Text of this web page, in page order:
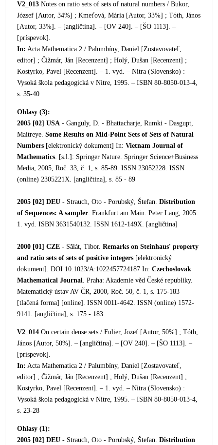
V2_013 Notes on ratio sets of sets of natural numbers / Bukor,
József [Autor, 34%] ; Kmeťová, Mária [Autor, 33%] ; Tóth, János
[Autor, 33%]. – [angličtina]. – [OV 240]. – [ŠO 1113]. –
[príspevok].
In: Acta Mathematica 2 / Palumbíny, Daniel [Zostavovateľ,
editor] ; Čižmár, Ján [Recenzent] ; Holý, Dušan [Recenzent] ;
Kostyrko, Pavel [Recenzent]. – 1. vyd. – Nitra (Slovensko) :
Vysoká škola pedagogická v Nitre, 1995. – ISBN 80-8050-013-4,
s. 35-40
Ohlasy (3):
2005 [02] USA - Ganguly, D. - Bhattacharje, Rumki - Dasgupt,
Maitreye. Some Results on Mid-Point Sets of Sets of Natural
Numbers [elektronický dokument] In: Vietnam Journal of
Mathematics. [s.l.]: Springer Nature. Springer Science+Business
Media, 2005, Roč. 33, č. 1, s. 85-89. ISSN 23052228. ISSN
(online) 2305221X. [angličtina], s. 85 - 89
2005 [02] DEU - Strauch, Oto - Porubský, Štefan. Distribution
of Sequences: A sampler. Frankfurt am Main: Peter Lang, 2005.
1. vyd. ISBN 3631540132. ISSN 1612-149X. [angličtina]
2000 [01] CZE - Sǎlát, Tibor. Remarks on Steinhaus' property
and ratio sets of sets of positive integers [elektronický
dokument]. DOI 10.1023/A:1022457724187 In: Czechoslovak
Mathematical Journal. Praha: Akademie věd České republiky.
Matematický ústav AV ČR, 2000, Roč. 50, č. 1, s. 175-183
[tlačená forma] [online]. ISSN 0011-4642. ISSN (online) 1572-
9141. [angličtina], s. 175 - 183
V2_014 On certain dense sets / Fulier, Jozef [Autor, 50%] ; Tóth,
János [Autor, 50%]. – [angličtina]. – [OV 240]. – [ŠO 1113]. –
[príspevok].
In: Acta Mathematica 2 / Palumbíny, Daniel [Zostavovateľ,
editor] ; Čižmár, Ján [Recenzent] ; Holý, Dušan [Recenzent] ;
Kostyrko, Pavel [Recenzent]. – 1. vyd. – Nitra (Slovensko) :
Vysoká škola pedagogická v Nitre, 1995. – ISBN 80-8050-013-4,
s. 23-28
Ohlasy (1):
2005 [02] DEU - Strauch, Oto - Porubský, Štefan. Distribution